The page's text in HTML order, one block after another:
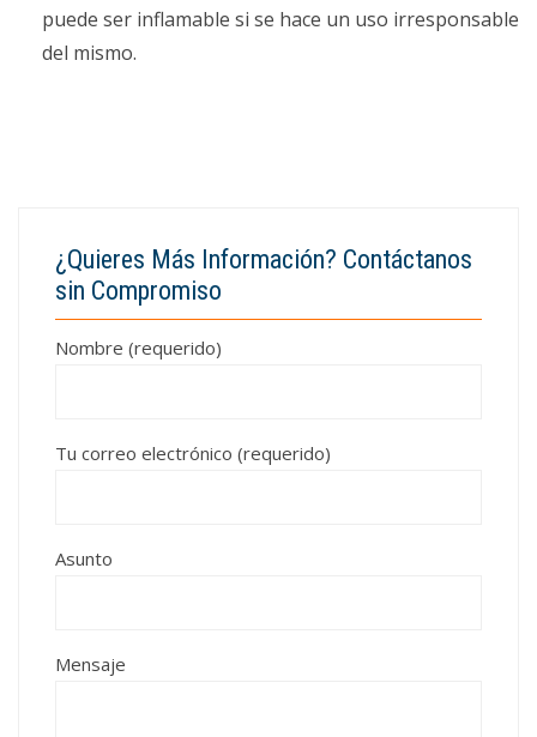
puede ser inflamable si se hace un uso irresponsable
del mismo.
¿Quieres Más Información? Contáctanos
sin Compromiso
Nombre (requerido)
Tu correo electrónico (requerido)
Asunto
Mensaje